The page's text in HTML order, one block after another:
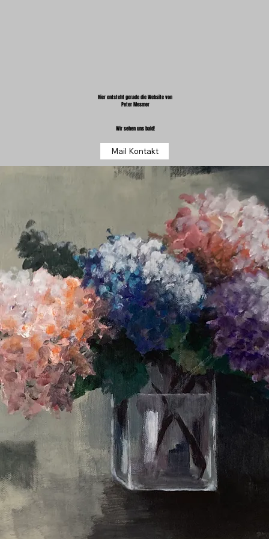
Hier entsteht gerade die Website von
Peter Mesmer
Wir sehen uns bald!
Mail Kontakt